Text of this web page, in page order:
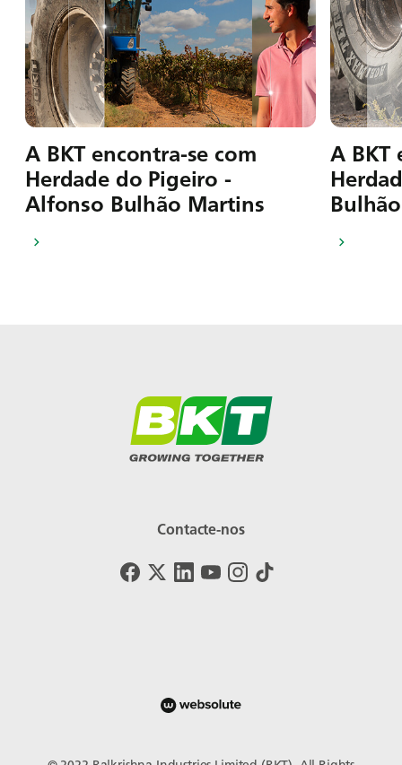
A BKT encontra-se com
Herdade do Pigeiro -
Alfonso Bulhão Martins
A BKT
Contacte-nos